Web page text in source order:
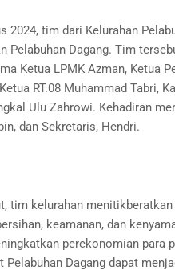
2024, tim dari Kelurahan
Pelabuhan Dagang. Tim
Ketua LPMK Azman, Ketua
RT.08 Muhammad Tabri,
Ulu Zahrowi. Kehadiran
dan Sekretaris, Hendri.
tim kelurahan
keamanan, dan
perekonomian para
Pelabuhan Dagang dapat